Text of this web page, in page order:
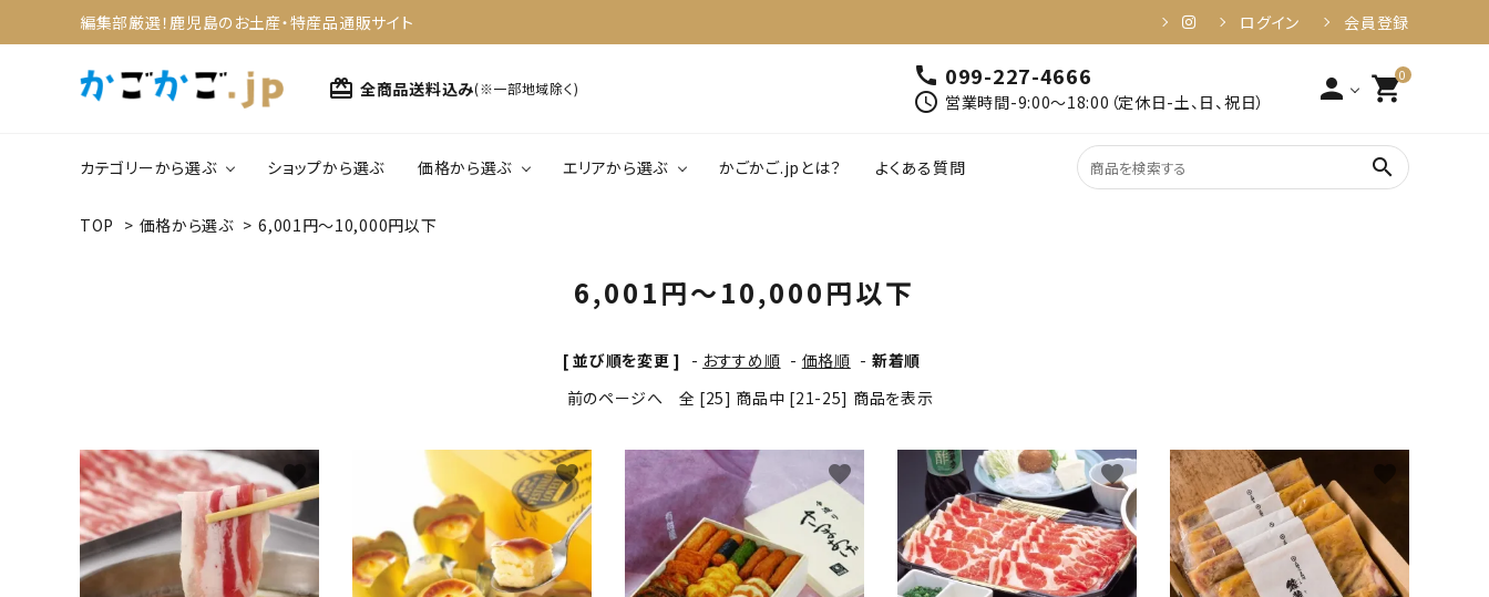
編集部厳選！鹿児島のお土産・特産品通販サイト ログイン 会員登録
card_giftcard 全商品送料込み(※一部地域除く) call 099-227-4666
schedule 営業時間-9:00～18:00（定休日-土、日、祝日） person 0
shopping_cart
カテゴリーから選ぶ ショップから選ぶ 価格から選ぶ
4,001円～5,000円以下 5,001円～6,000円以下
エリアから選ぶ
大隅 熊毛・大島
かごかご.jpとは？ よくある質問 search
カテゴリーから選ぶ
ショップから選ぶ
TOP > 価格から選ぶ > 6,001円～10,000円以下
6,001円～10,000円以下
[ 並び順を変更 ] - おすすめ順 - 価格順 - 新着順
前のページへ
全 [25] 商品中 [21-25] 商品を表示
favorite favorite favorite favorite favorite